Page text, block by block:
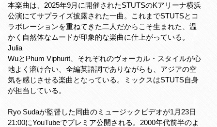
本楽曲は、2025年9月に開催されたSTUTSのKアリーナ横浜
公演にてサプライズ披露された一曲。これまでSTUTSとコ
ラボレーションを重ねてきた二人だからこそ生まれた、温
かく自然体なムードが印象的な楽曲に仕上がっている。
Julia
WuとPhum Viphurit、それぞれのヴォーカル・スタイルが心
地よく溶け合い、全編英語詞でありながらも、アジアの空
気を感じさせる楽曲となっている。ミックスはSTUTS自身
が担当している。
Ryo Sudaが監督した同曲のミュージックビデオが1月23日
21:00にYouTubeでプレミア公開される。2000年代前半のよ